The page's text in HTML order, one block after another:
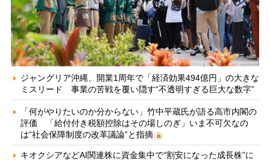
ジャングリア沖縄、開業1周年で「経済効果494億円」の大きな
ミスリード 事業の苦戦を覆い隠す“不透明すぎる巨大な数字”
「何がやりたいのか分からない」竹中平蔵氏が語る高市内閣の
評価 「給付付き税額控除はその場しのぎ」いま不可欠なの
は“社会保障制度の改革議論”と指摘
キオクシアなどAI関連株に資金集中で“割安になった成長株”に